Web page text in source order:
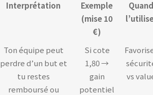
Interprétation
Exemple
(mise 10
€)
Quand
Ton équipe peut
perdre d’un but et
tu restes
remboursé ou
Si cote
1,80 →
gain
potentiel
vs